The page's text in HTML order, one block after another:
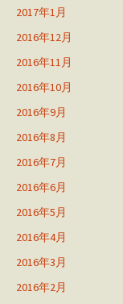
2017年1月
2016年12月
2016年11月
2016年10月
2016年9月
2016年8月
2016年7月
2016年6月
2016年5月
2016年4月
2016年3月
2016年2月